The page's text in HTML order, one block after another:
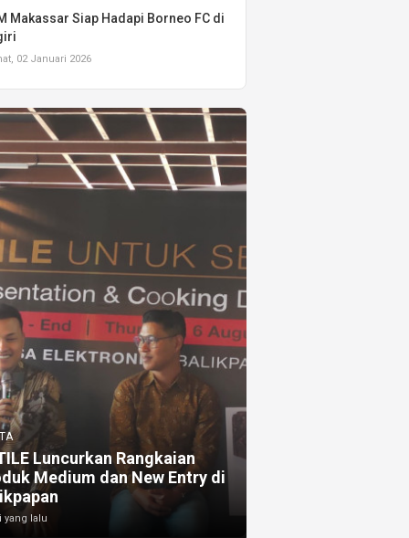
Makassar Siap Hadapi Borneo FC di
02 Januari 2026
Luncurkan Rangkaian
Medium dan New Entry di
yang lalu